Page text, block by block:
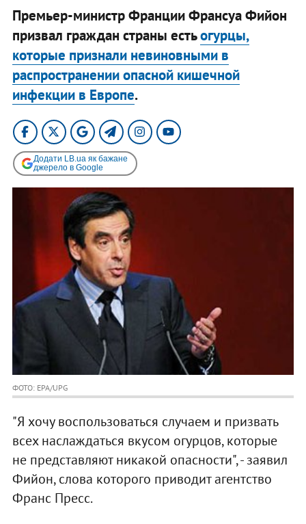
Премьер-министр Франции Франсуа Фийон
призвал граждан страны естьогурцы,
которые признали невиновными в
распространении опасной кишечной
инфекции в Европе.
Додати LB.ua як бажане
джерело в Google
ФОТО: EPA/UPG
"Я хочу воспользоваться случаем и призвать
всех наслаждаться вкусом огурцов, которые
не представляют никакой опасности", - заявил
Фийон, слова которого приводит агентство
Франс Пресс.